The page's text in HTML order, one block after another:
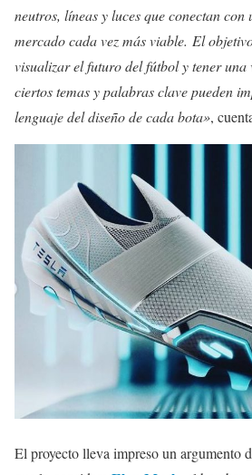
neutros, líneas y luces que conectan con
mercado cada vez más viable. El
visualizar el futuro del fútbol y tener
ciertos temas y palabras clave pueden
lenguaje del diseño de cada bota»,
El proyecto lleva impreso un argumento